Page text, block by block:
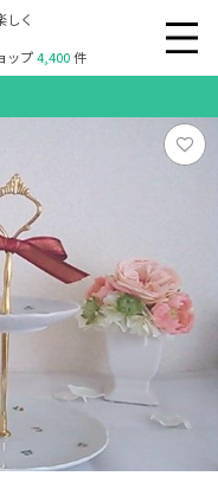
しく
ップ4,400件